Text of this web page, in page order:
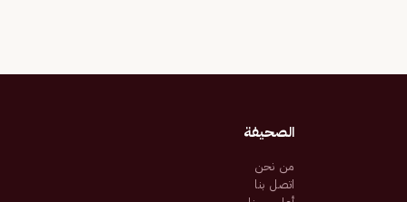
الصحيفة
من نحن
اتصل بنا